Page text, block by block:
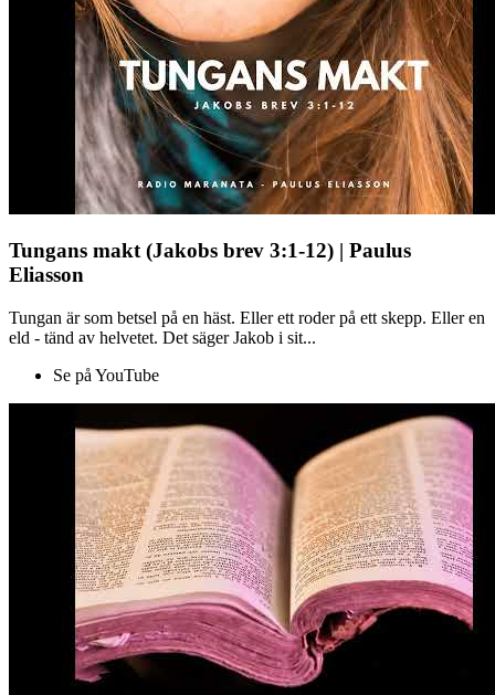
Tungans makt (Jakobs brev 3:1-12) | Paulus
Eliasson
Tungan är som betsel på en häst. Eller ett roder på ett skepp. Eller en
eld - tänd av helvetet. Det säger Jakob i sit...
Se på YouTube